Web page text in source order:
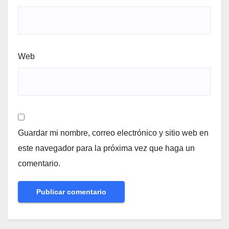
Web
Guardar mi nombre, correo electrónico y sitio web en
este navegador para la próxima vez que haga un
comentario.